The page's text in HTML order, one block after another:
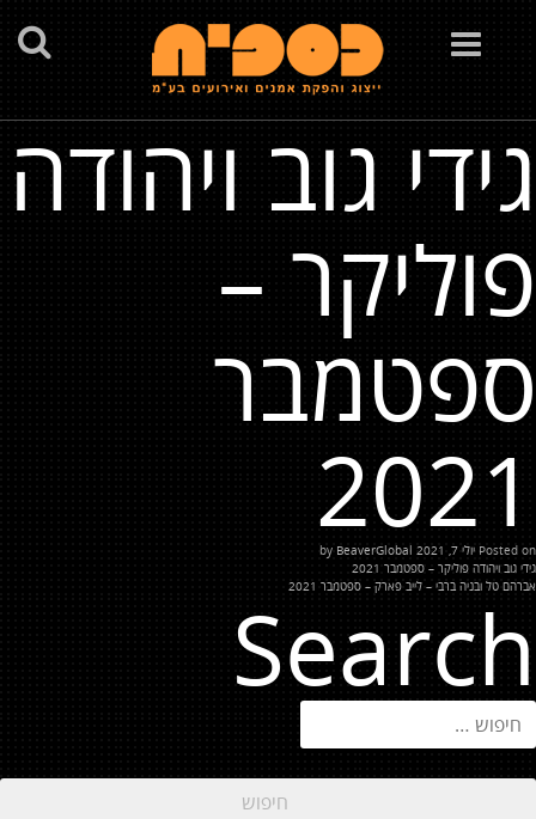
Toggle
navigation
גידי גוב ויהודה
פוליקר –
ספטמבר
2021
Posted on יולי 7, 2021 BeaverGlobal
ניווט
גידי גוב ויהודה פוליקר – ספטמבר 2021
אברהם טל ובניה ברבי – לייב פארק – ספטמבר 2021
Search
חיפוש: